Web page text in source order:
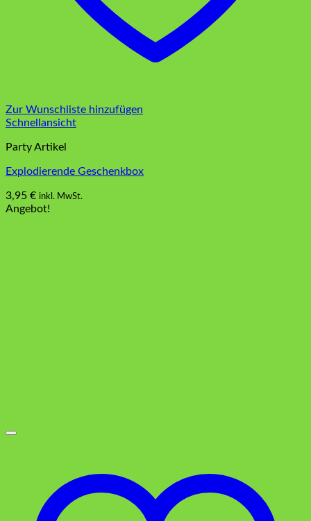
Zur Wunschliste hinzufügen
Schnellansicht
Party Artikel
Explodierende Geschenkbox
3,95 € inkl. MwSt.
Angebot!